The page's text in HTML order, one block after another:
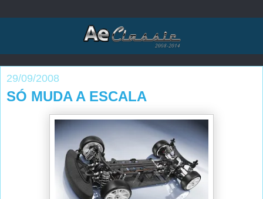
29/09/2008
SÓ MUDA A ESCALA